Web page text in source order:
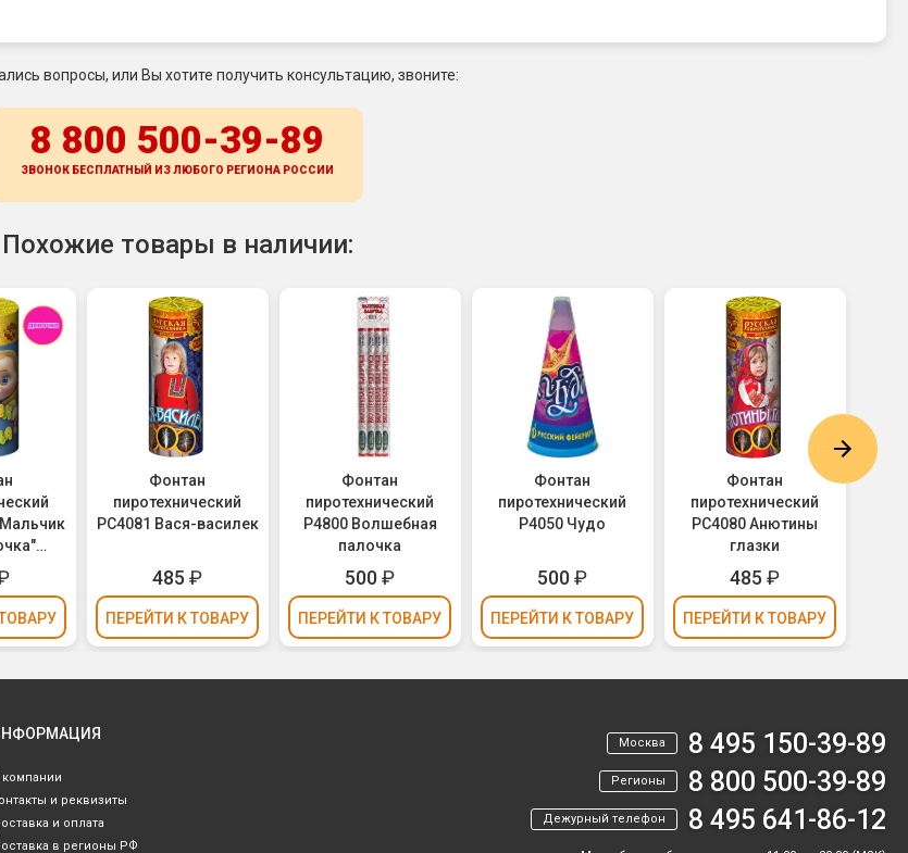
вопросы, или Вы хотите получить консультацию, звоните:
8 800 500-39-89
ЗВОНОК БЕСПЛАТНЫЙ ИЗ ЛЮБОГО РЕГИОНА РОССИИ
Похожие товары в наличии:
- для
Фонтан
пиротехнический
РС4081 Вася-василек
485 ₽
ПЕРЕЙТИ К ТОВАРУ
Фонтан
пиротехнический
Р4800 Волшебная
палочка
500₽
ПЕРЕЙТИ К ТОВАРУ
Фонтан
пиротехнический
Р4050 Чудо
500₽
ПЕРЕЙТИ К ТОВАРУ
Фонтан
пиротехнический
РС4080 Анютины
глазки
485 ₽
ПЕРЕЙТИ К ТОВАРУ
компании
и реквизиты
и оплата
в регионы РФ
Москва 8 495 150-39-89
Регионы 8 800 500-39-89
Дежурный телефон 8 495 641-86-12